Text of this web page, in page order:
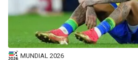
MUNDIAL 2026